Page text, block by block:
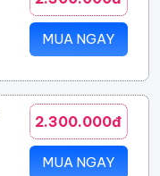
MUA NGAY
2.300.000đ
MUA NGAY